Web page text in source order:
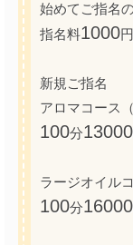
始めてご指名
指名料1000
新規ご指名
アロマコース
100分13000
ラージオイル
100分16000